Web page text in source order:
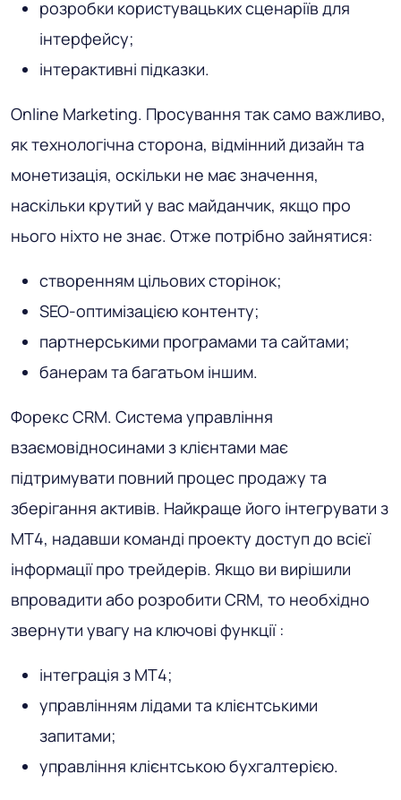
розробки користувацьких сценаріїв для
інтерфейсу;
інтерактивні підказки.
Online Marketing. Просування так само важливо,
як технологічна сторона, відмінний дизайн та
монетизація, оскільки не має значення,
наскільки крутий у вас майданчик, якщо про
нього ніхто не знає. Отже потрібно зайнятися:
створенням цільових сторінок;
SEO-оптимізацією контенту;
партнерськими програмами та сайтами;
банерам та багатьом іншим.
Форекс CRM. Система управління
взаємовідносинами з клієнтами має
підтримувати повний процес продажу та
зберігання активів. Найкраще його інтегрувати з
MT4, надавши команді проекту доступ до всієї
інформації про трейдерів. Якщо ви вирішили
впровадити або розробити CRM, то необхідно
звернути увагу на ключові функції :
інтеграція з MT4;
управлінням лідами та клієнтськими
запитами;
управління клієнтською бухгалтерією.